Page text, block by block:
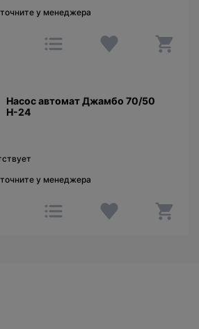
у менеджера
Насос автомат Джамбо 70/50
Н-24
у менеджера